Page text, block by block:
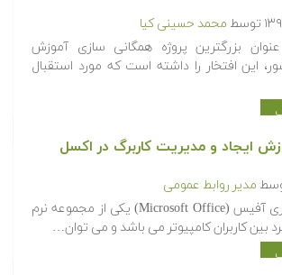
شهریور ماه سال ۹۴
توسطمحمد حسینی کیا
بزرگترین پروژه همگانی سازی آموزش
این افتخار را داشته است که مورد استقبال
ایجاد و مدیریت کاربرگ در اکسل
مدیر روابط عمومی